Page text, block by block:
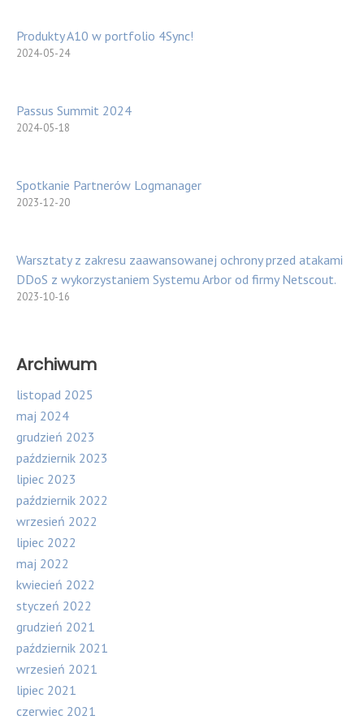
Produkty A10 w portfolio 4Sync!
2024-05-24
Passus Summit 2024
2024-05-18
Spotkanie Partnerów Logmanager
2023-12-20
Warsztaty z zakresu zaawansowanej ochrony przed atakami
DDoS z wykorzystaniem Systemu Arbor od firmy Netscout.
2023-10-16
Archiwum
listopad 2025
maj 2024
grudzień 2023
październik 2023
lipiec 2023
październik 2022
wrzesień 2022
lipiec 2022
maj 2022
kwiecień 2022
styczeń 2022
grudzień 2021
październik 2021
wrzesień 2021
lipiec 2021
czerwiec 2021